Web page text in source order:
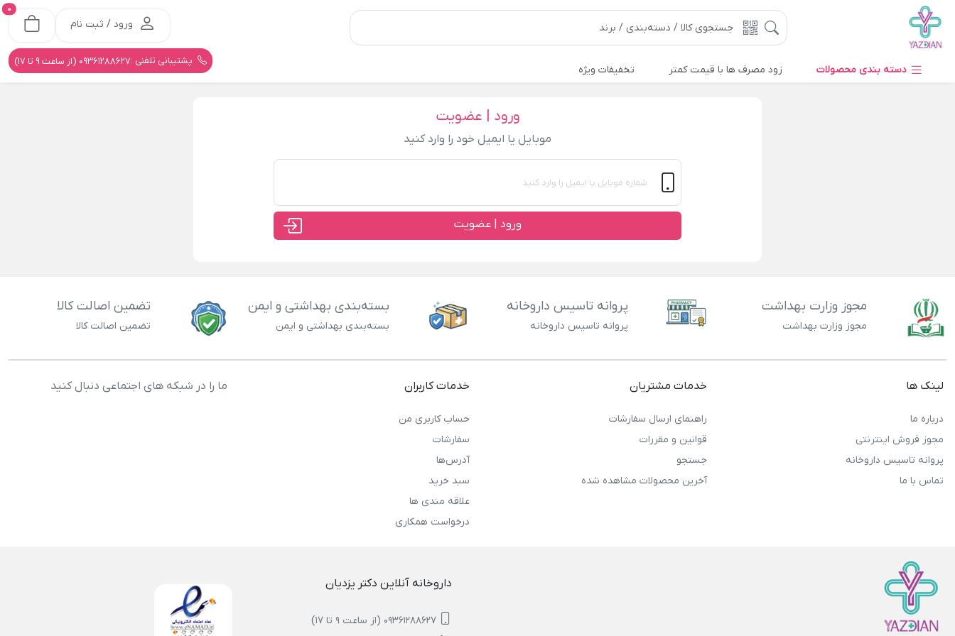
ورود / ثبت نام
0
پشتیبانی تلفنی :09361288627 (از ساعت 9 تا 17)
دسته بندی محصولات زود مصرف ها با قیمت کمتر تخفیفات ویژه
ورود | عضویت
موبایل یا ایمیل خود را وارد کنید
ورود | عضویت
مجوز وزارت بهداشت
مجوز وزارت بهداشت
پروانه تاسیس داروخانه
پروانه تاسیس داروخانه
بسته‌بندی بهداشتی و ایمن
بسته‌بندی بهداشتی و ایمن
تضمین اصالت کالا
تضمین اصالت کالا
لینک ها
درباره ما
مجوز فروش اینترنتی
پروانه تاسیس داروخانه
تماس با ما
خدمات مشتریان
راهنمای ارسال سفارشات
قوانین و مقررات
جستجو
آخرین محصولات مشاهده شده
خدمات کاربران
حساب کاربری من
سفارشات
آدرس‌ها
سبد خرید
علاقه مندی ها
درخواست همکاری
ما را در شبکه های اجتماعی دنبال کنید
داروخانه آنلاین دکتر یزدیان
09361288627 (از ساعت 9 تا 17)